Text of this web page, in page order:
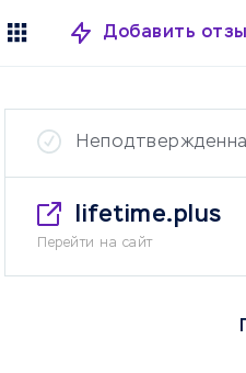
Добавить
lifetime.plus
Перейти на сайт